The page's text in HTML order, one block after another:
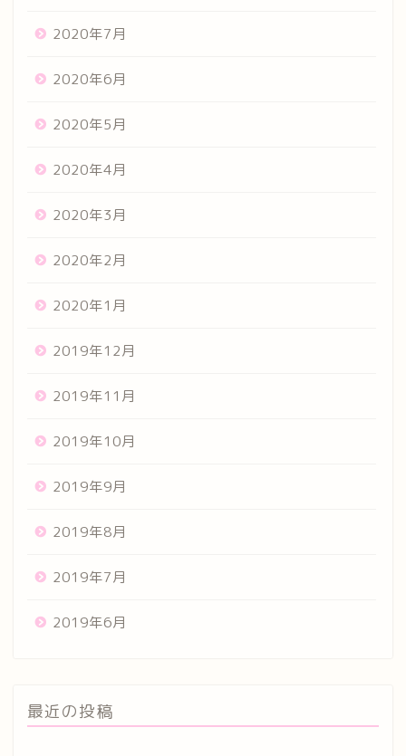
2020年7月
2020年6月
2020年5月
2020年4月
2020年3月
2020年2月
2020年1月
2019年12月
2019年11月
2019年10月
2019年9月
2019年8月
2019年7月
2019年6月
最近の投稿